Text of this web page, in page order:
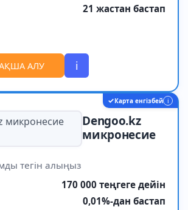
21 жастан бастап
АЛУ i
✓Карта енгізбей i
Dengoo.kz
микронесие
тегін алыңыз
170 000 теңгеге дейін
0,01%-дан бастап